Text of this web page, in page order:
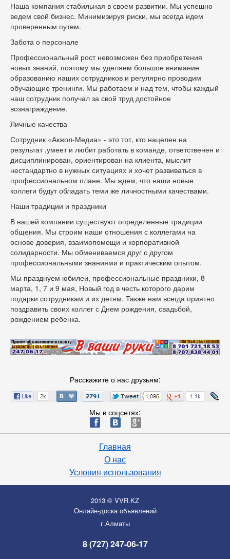
Наша компания стабильная в своем развитии. Мы успешно
ведем свой бизнес. Минимизируя риски, мы всегда идем
проверенным путем.
Забота о персонале
Профессиональный рост невозможен без приобретения
новых знаний, поэтому мы уделяем большое внимание
образованию наших сотрудников и регулярно проводим
обучающие тренинги. Мы работаем и над тем, чтобы каждый
наш сотрудник получал за свой труд достойное
вознаграждение.
Личные качества
Сотрудник «Акжол-Медиа» - это тот, кто нацелен на
результат ,умеет и любит работать в команде, ответственен и
дисциплинирован, ориентирован на клиента, мыслит
нестандартно в нужных ситуациях и хочет развиваться в
профессиональном плане. Мы ждем, что наши новые
коллеги будут обладать теми же личностными качествами.
Наши традиции и праздники
В нашей компании существуют определенные традиции
общения. Мы строим наши отношения с коллегами на
основе доверия, взаимопомощи и корпоративной
солидарности. Мы обмениваемся друг с другом
профессиональными знаниями и практическим опытом.
Мы празднуем юбилеи, профессиональные праздники, 8
марта, 1, 7 и 9 мая, Новый год в честь которого дарим
подарки сотрудникам и их детям. Также нам всегда приятно
поздравить своих коллег с Днем рождения, свадьбой,
рождением ребенка.
Расскажите о нас друзьям:
Мы в соцсетях:
ä æ è
Главная
О нас
Условия использования
2013 © VVR.KZ
Онлайн-доска объявлений
г.Алматы
8 (727) 247-06-17